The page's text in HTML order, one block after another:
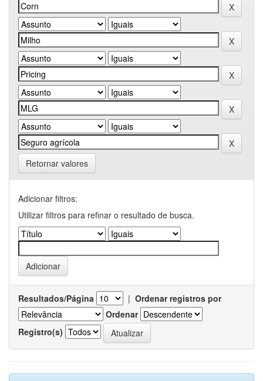
Retornar valores
Adicionar filtros:
Utilizar filtros para refinar o resultado de busca.
Resultados/Página | Ordenar registros por
Ordenar
Registro(s)